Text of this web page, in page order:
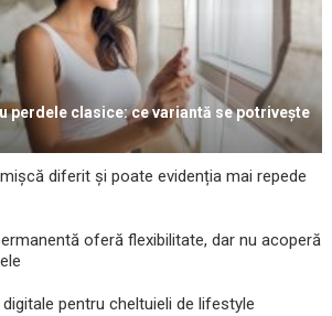
perdele clasice: ce variantă se potrivește
diferit și poate evidenția mai repede
oferă flexibilitate, dar nu acoperă
pentru cheltuieli de lifestyle